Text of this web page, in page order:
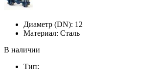
Диаметр (DN): 12
Материал: Сталь
В наличии
Тип: